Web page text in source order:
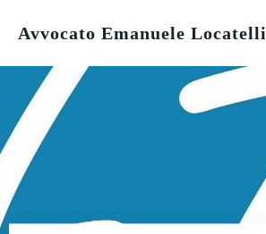
al
Avvocato Emanuele Locatelli